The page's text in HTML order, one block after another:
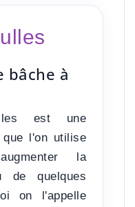
bâche à
est une
l'on utilise
la
de quelques
on l'appelle